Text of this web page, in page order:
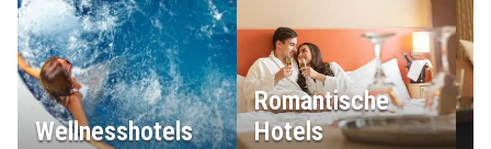
Wellnesshotels
Romantische
Hotels